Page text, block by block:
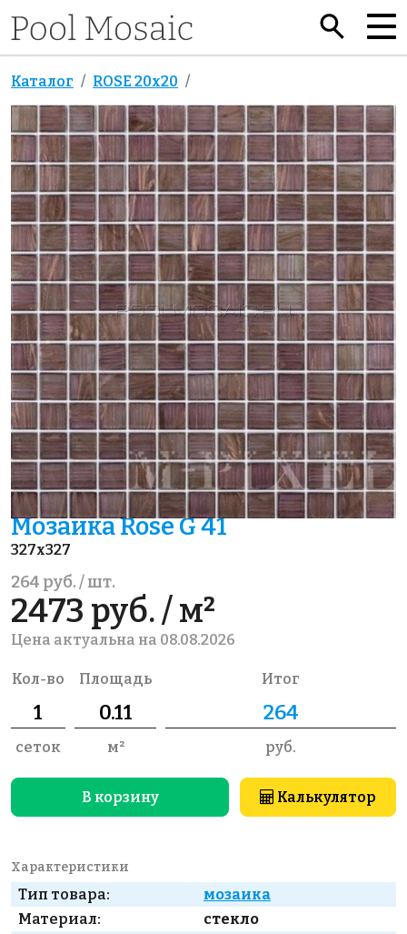
Каталог ROSE 20x20
Мозаика Rose G 41
327x327
264 руб. / шт.
2473 руб. / м²
Цена актуальна на 08.08.2026
Кол-во
сеток
Площадь
м²
Итог
руб.
В корзину Калькулятор
Характеристики
Тип товара:
мозаика
Материал:
стекло